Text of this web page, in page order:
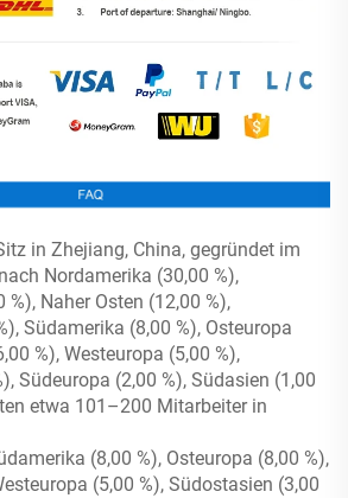
in Zhejiang, China, gegründet im
Nordamerika (30,00 %),
Naher Osten (12,00 %),
Südamerika (8,00 %), Osteuropa
%), Westeuropa (5,00 %),
Südeuropa (2,00 %), Südasien (1,00
etwa 101–200 Mitarbeiter in
(8,00 %), Osteuropa (8,00 %),
(5,00 %), Südostasien (3,00